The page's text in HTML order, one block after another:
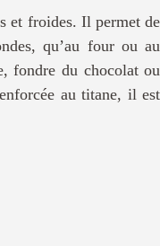
et froides. Il permet de
qu’au four ou au
fondre du chocolat ou
au titane, il est